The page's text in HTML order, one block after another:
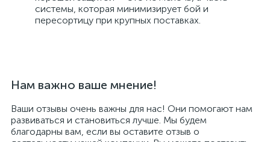
системы, которая минимизирует бой и
пересортицу при крупных поставках.
Нам важно ваше мнение!
Ваши отзывы очень важны для нас! Они помогают нам
развиваться и становиться лучше. Мы будем
благодарны вам, если вы оставите отзыв о